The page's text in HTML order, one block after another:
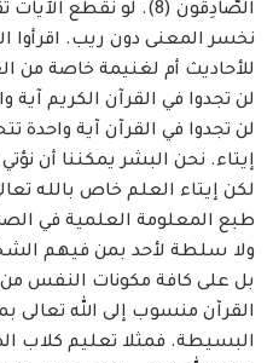
الصَّادِقُونَ (8). لو نقطع
نخسر المعنى دون ريب. ‏اقرأوا
للأحاديث أم لغنيمة خاصة من
لن تجدوا في القرآن الكريم آية
لن تجدوا في القرآن آية ‏واحدة
إيتاء. نحن البشر يمكننا أن
لكن إيتاء العلم خاص بالله
طبع المعلومة العلمية في
ولا سلطة لأحد بمن فيهم
بل على كافة ‏مكونات النفس
القرآن منسوب إلى الله
البسيطة. فمثلا تعليم كلاب